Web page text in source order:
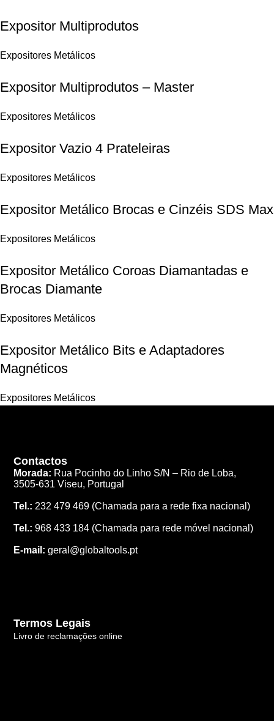
Expositor Multiprodutos
Expositores Metálicos
Expositor Multiprodutos – Master
Expositores Metálicos
Expositor Vazio 4 Prateleiras
Expositores Metálicos
Expositor Metálico Brocas e Cinzéis SDS Max
Expositores Metálicos
Expositor Metálico Coroas Diamantadas e
Brocas Diamante
Expositores Metálicos
Expositor Metálico Bits e Adaptadores
Magnéticos
Expositores Metálicos
Contactos
Morada: Rua Pocinho do Linho S/N – Rio de Loba,
3505-631 Viseu, Portugal
Tel.: 232 479 469 (Chamada para a rede fixa nacional)
Tel.: 968 433 184 (Chamada para rede móvel nacional)
E-mail: geral@globaltools.pt
Termos Legais
Livro de reclamações online